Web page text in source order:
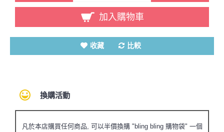
加入購物車
收藏 比較
換購活動
凡於本店購買任何商品, 可以半價換購 "bling bling 購物袋" 一個